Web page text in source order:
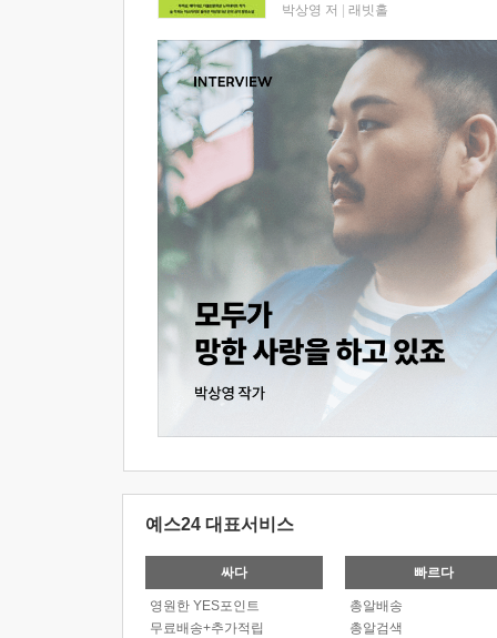
박상영 저 래빗홀
예스24 대표서비스
싸다
영원한 YES포인트
무료배송+추가적립
빠르다
총알배송
총알검색